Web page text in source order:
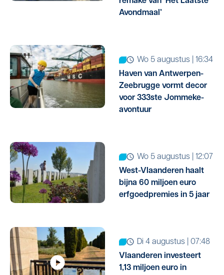
Avondmaal’
wo 5 augustus | 16:34
Haven van Antwerpen-
Zeebrugge vormt decor
voor 333ste Jommeke-
avontuur
wo 5 augustus | 12:07
West-Vlaanderen haalt
bijna 60 miljoen euro
erfgoedpremies in 5 jaar
di 4 augustus | 07:48
Vlaanderen investeert
1,13 miljoen euro in